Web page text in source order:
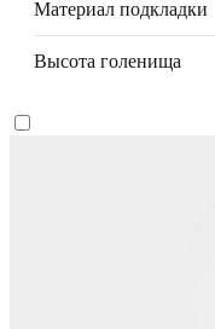
Материал подкладки
Высота голенища